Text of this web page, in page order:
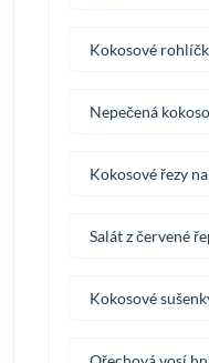
Kokosové
Nepečená
Kokosové řezy
Salát z červené
Kokosové